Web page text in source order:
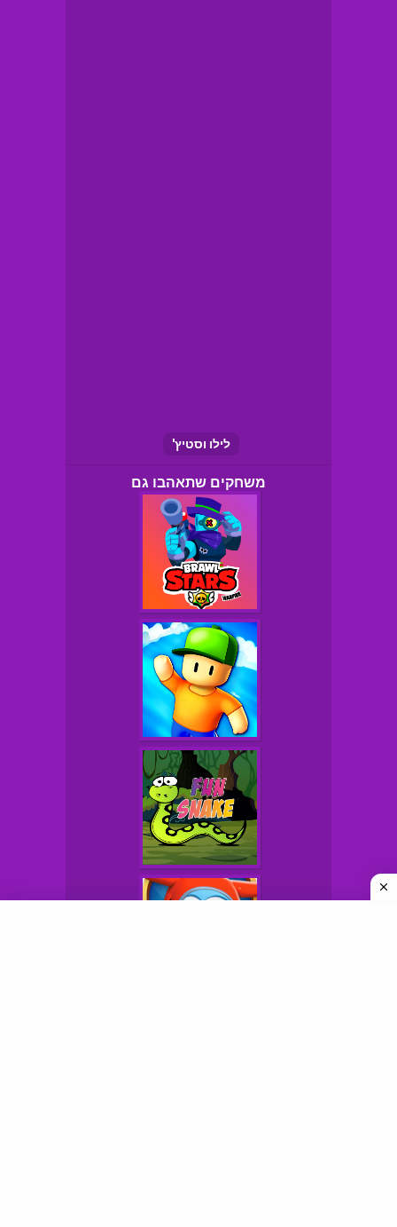
לילו וסטיץ'
משחקים שתאהבו גם